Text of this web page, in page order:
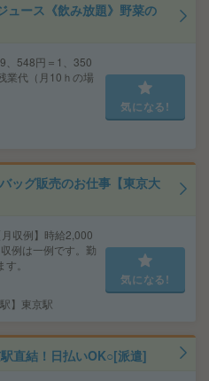
ュース《飲み放題》野菜の
、548円＝1、350
業代（月10ｈの場
気になる!
ッグ販売のお仕事【東京大
収例】時給2,000
例は一例です。勤
。
】東京駅
気になる!
直結！日払いOK○[派遣]